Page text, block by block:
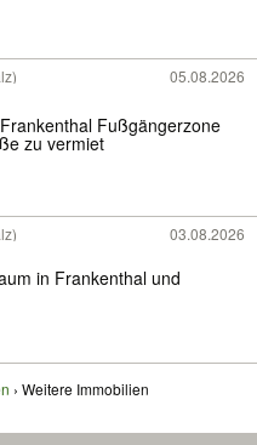
05.08.2026
Fußgängerzone
zu vermiet
03.08.2026
in Frankenthal und
Weitere Immobilien